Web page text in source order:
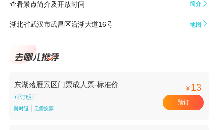
查看景点简介及开放时间 简介 
湖北省武汉市武昌区沿湖大道16号 地图 
东湖落雁景区门票成人票-标准价
可订明日
随时退 无需换票
¥ 13
预订